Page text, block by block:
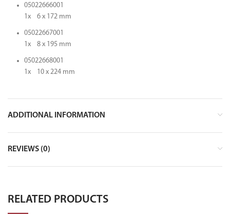
05022666001
1x 6 x 172 mm
05022667001
1x 8 x 195 mm
05022668001
1x 10 x 224 mm
ADDITIONAL INFORMATION
REVIEWS (0)
RELATED PRODUCTS